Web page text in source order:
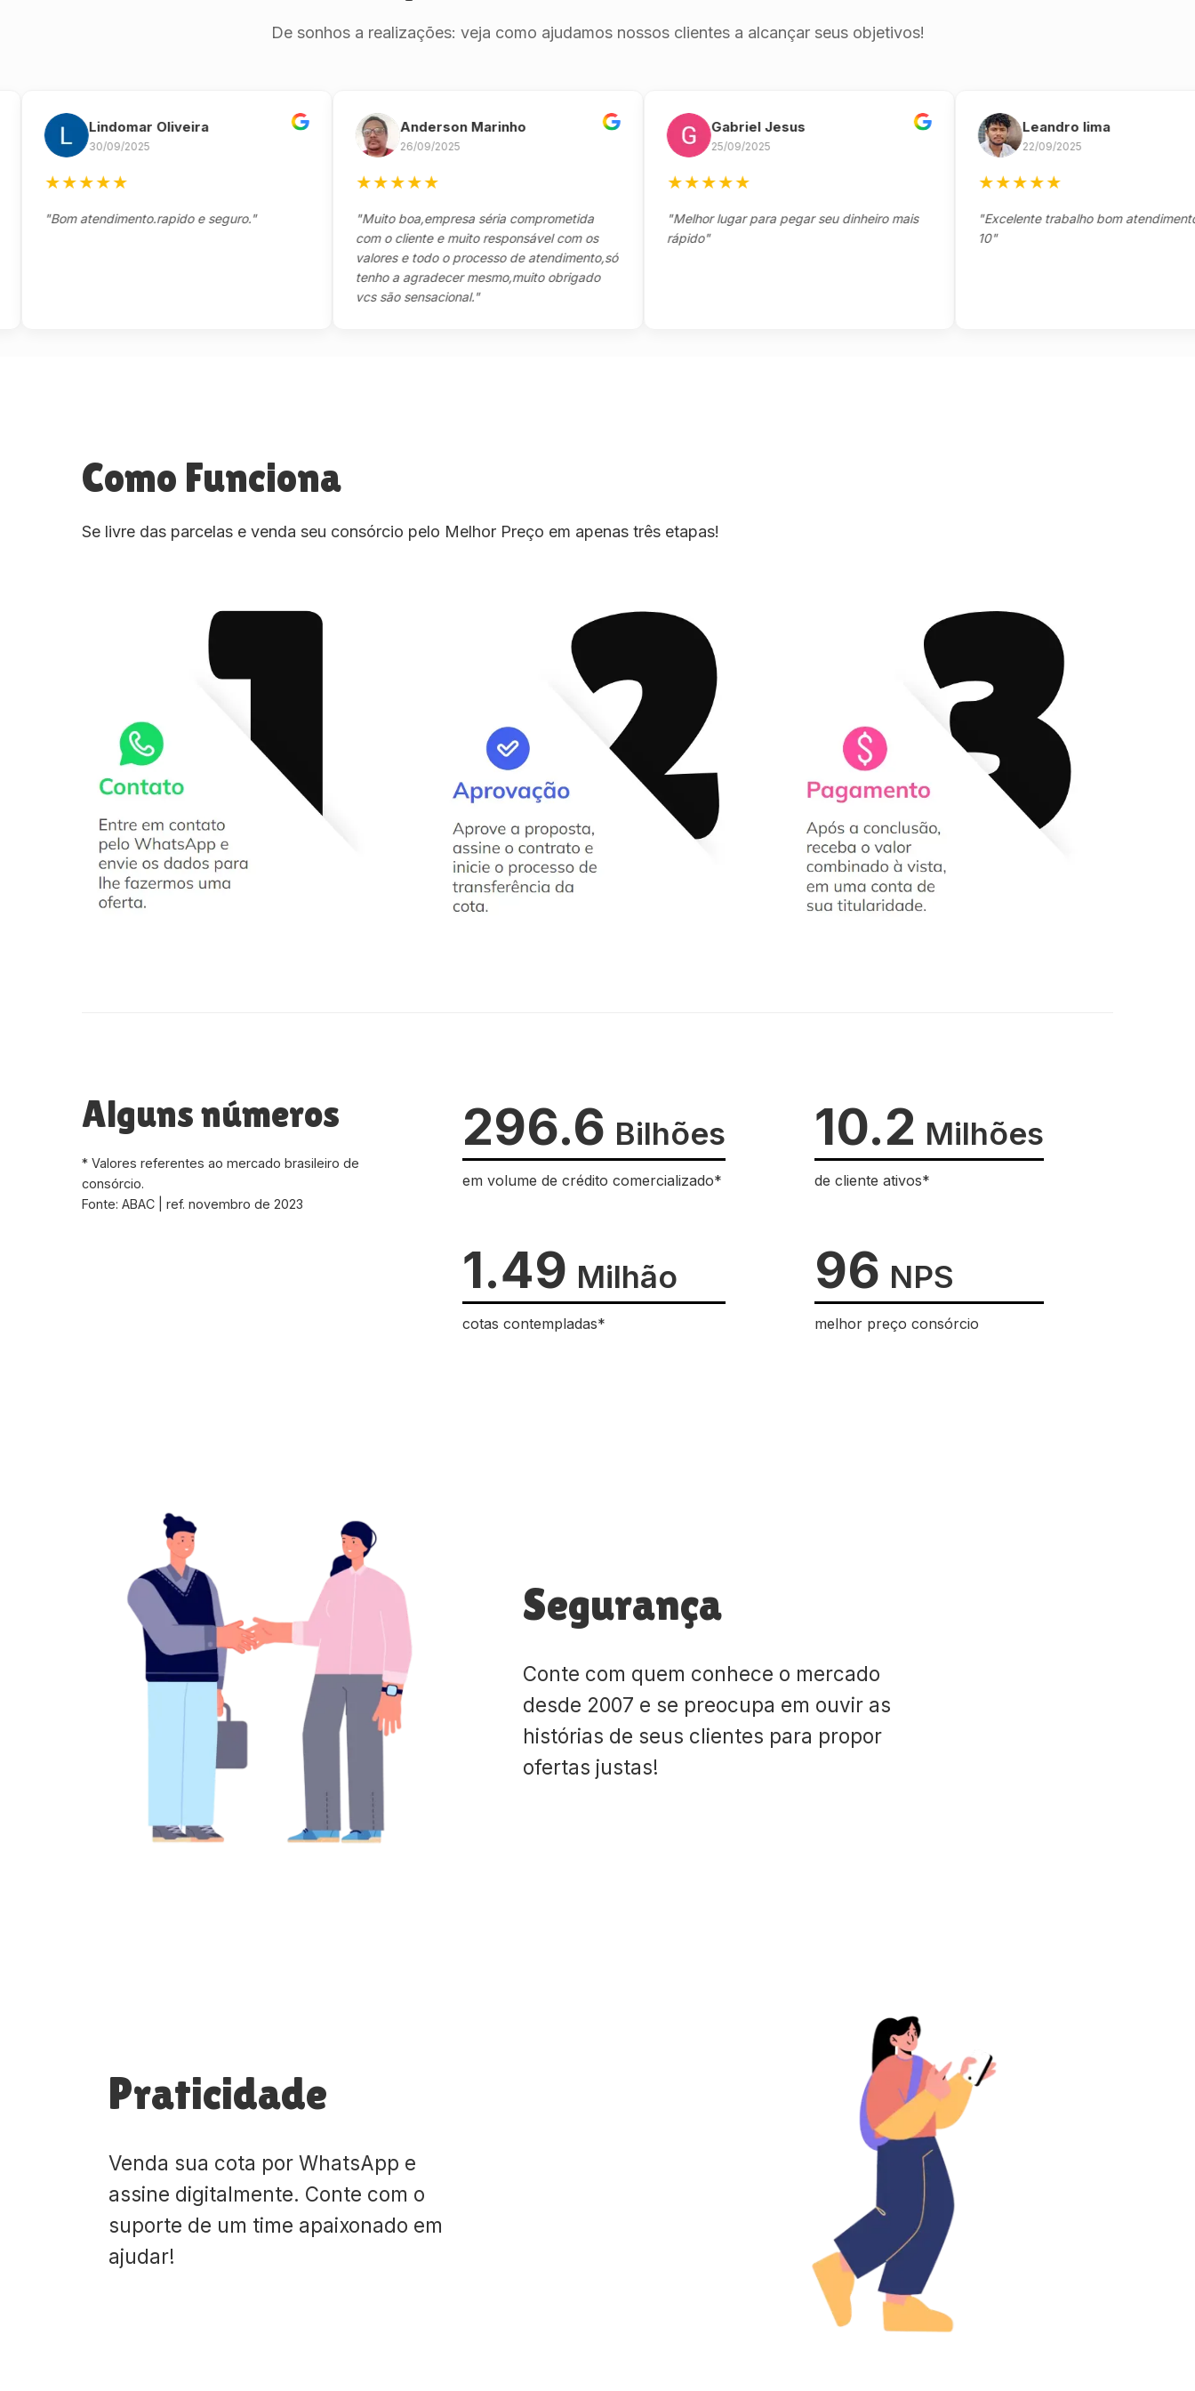
De sonhos a realizações: veja como ajudamos nossos clientes a alcançar seus objetivos!
Lindomar Oliveira
30/09/2025
★★★
"Bom atendimento.rapido e seguro."
Anderson Marinho
26/09/2025
★★★
"Muito boa,empresa séria comprometida
com o cliente e muito responsável com os
valores e todo o processo de atendimento,só
tenho a agradecer mesmo,muito obrigado
vcs são sensacional."
Gabriel Jesus
25/09/2025
★★★
"Melhor lugar para pegar seu dinheiro mais
rápido"
Leandro lima
22/09/2025
★★★
"Excelente trabalho bom atendimento nota
Como Funciona
Se livre das parcelas e venda seu consórcio pelo Melhor Preço em apenas três etapas!
Alguns números
* Valores referentes ao mercado brasileiro de
consórcio.
Fonte: ABAC | ref. novembro de 2023
296.6 Bilhões
em volume de crédito comercializado*
10.2 Milhões
de cliente ativos*
1.49 Milhão
cotas contempladas*
96 NPS
melhor preço consórcio
Segurança
Conte com quem conhece o mercado
desde 2007 e se preocupa em ouvir as
histórias de seus clientes para propor
ofertas justas!
Praticidade
Venda sua cota por WhatsApp e
assine digitalmente. Conte com o
suporte de um time apaixonado em
ajudar!